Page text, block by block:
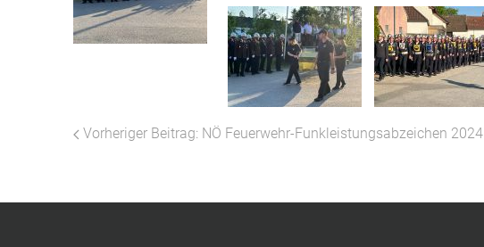
Vorheriger Beitrag: NÖ Feuerwehr-Funkleistungsabzeichen 2024